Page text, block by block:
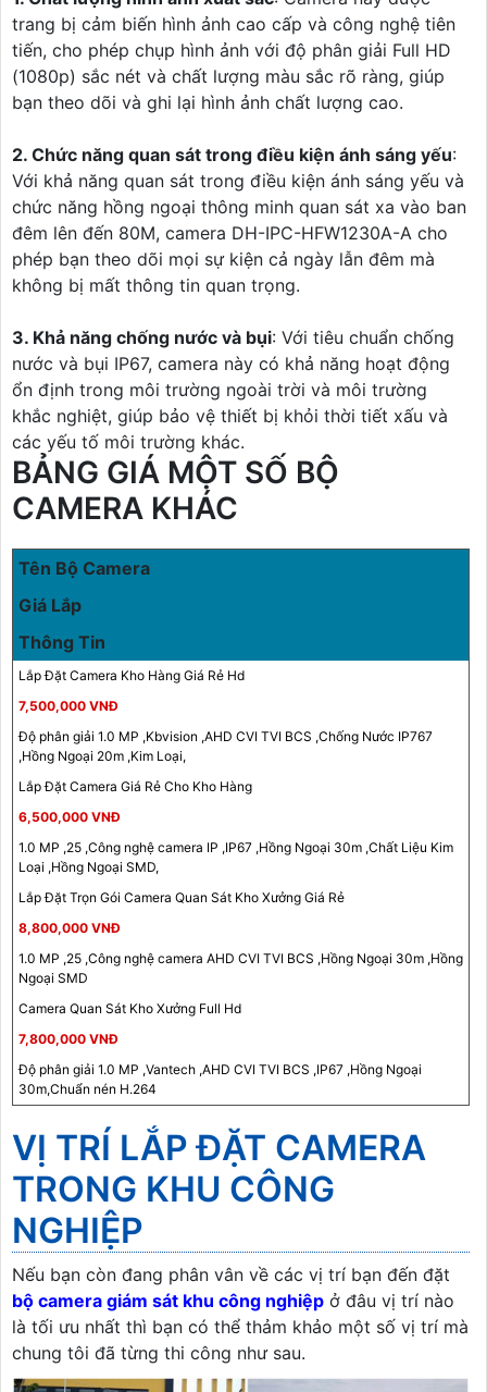
trang bị cảm biến hình ảnh cao cấp và công nghệ tiên
tiến, cho phép chụp hình ảnh với độ phân giải Full HD
(1080p) sắc nét và chất lượng màu sắc rõ ràng, giúp
bạn theo dõi và ghi lại hình ảnh chất lượng cao.
2. Chức năng quan sát trong điều kiện ánh sáng yếu:
Với khả năng quan sát trong điều kiện ánh sáng yếu và
chức năng hồng ngoại thông minh quan sát xa vào ban
đêm lên đến 80M, camera DH-IPC-HFW1230A-A cho
phép bạn theo dõi mọi sự kiện cả ngày lẫn đêm mà
không bị mất thông tin quan trọng.
3. Khả năng chống nước và bụi: Với tiêu chuẩn chống
nước và bụi IP67, camera này có khả năng hoạt động
ổn định trong môi trường ngoài trời và môi trường
khắc nghiệt, giúp bảo vệ thiết bị khỏi thời tiết xấu và
các yếu tố môi trường khác.
BẢNG GIÁ MỘT SỐ BỘ
CAMERA KHÁC
Tên Bộ Camera
Giá Lắp
Thông Tin
Lắp Đặt Camera Kho Hàng Giá Rẻ Hd
7,500,000 VNĐ
Độ phân giải 1.0 MP ,Kbvision ,AHD CVI TVI BCS ,Chống Nước IP767
,Hồng Ngoại 20m ,Kim Loại,
Lắp Đặt Camera Giá Rẻ Cho Kho Hàng
6,500,000 VNĐ
1.0 MP ,25 ,Công nghệ camera IP ,IP67 ,Hồng Ngoại 30m ,Chất Liệu Kim
Loại ,Hồng Ngoại SMD,
Lắp Đặt Trọn Gói Camera Quan Sát Kho Xưởng Giá Rẻ
8,800,000 VNĐ
1.0 MP ,25 ,Công nghệ camera AHD CVI TVI BCS ,Hồng Ngoại 30m ,Hồng
Ngoại SMD
Camera Quan Sát Kho Xưởng Full Hd
7,800,000 VNĐ
Độ phân giải 1.0 MP ,Vantech ,AHD CVI TVI BCS ,IP67 ,Hồng Ngoại
30m,Chuẩn nén H.264
VỊ TRÍ LẮP ĐẶT CAMERA
TRONG KHU CÔNG
NGHIỆP
Nếu bạn còn đang phân vân về các vị trí bạn đến đặt
bộ camera giám sát khu công nghiệp ở đâu vị trí nào
là tối ưu nhất thì bạn có thể thảm khảo một số vị trí mà
chung tôi đã từng thi công như sau.